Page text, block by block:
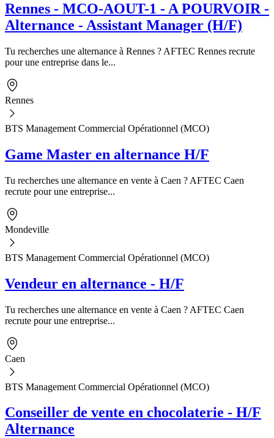
Rennes - MCO-AOUT-1 - A POURVOIR -
Alternance - Assistant Manager (H/F)
Tu recherches une alternance à Rennes ? AFTEC Rennes recrute
pour une entreprise dans le...
Rennes
BTS Management Commercial Opérationnel (MCO)
Game Master en alternance H/F
Tu recherches une alternance en vente à Caen ? AFTEC Caen
recrute pour une entreprise...
Mondeville
BTS Management Commercial Opérationnel (MCO)
Vendeur en alternance - H/F
Tu recherches une alternance en vente à Caen ? AFTEC Caen
recrute pour une entreprise...
Caen
BTS Management Commercial Opérationnel (MCO)
Conseiller de vente en chocolaterie - H/F
Alternance